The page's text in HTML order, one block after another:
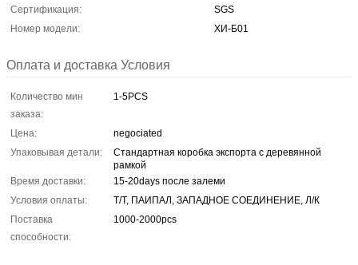
Сертификация:
SGS
Номер модели:
ХИ-Б01
Оплата и доставка Условия
Количество мин
заказа:
1-5PCS
Цена:
negociated
Упаковывая детали:
Стандартная коробка экспорта с деревянной
рамкой
Время доставки:
15-20days после залеми
Условия оплаты:
Т/Т, ПАИПАЛ, ЗАПАДНОЕ СОЕДИНЕНИЕ, Л/К
Поставка
способности:
1000-2000pcs